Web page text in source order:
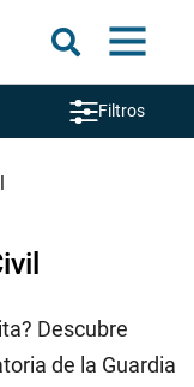
Filtros
Descubre
de la Guardia